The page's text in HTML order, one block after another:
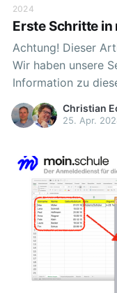
2024
Erste Schritte
Achtung! Dieser
Wir haben unsere
Information zu
Bereich. Nach erfolgreicher Anmeldung beim
Anmeldedienst
und der weiteren
Niedersachsen für
Christian
25. Apr.